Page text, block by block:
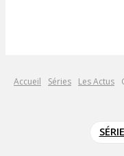
Accueil Séries Les Actus